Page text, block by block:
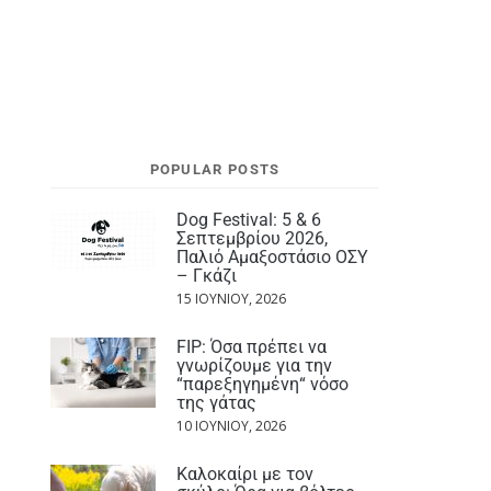
POPULAR POSTS
Dog Festival: 5 & 6
Σεπτεμβρίου 2026,
Παλιό Αμαξοστάσιο ΟΣΥ
– Γκάζι
15 ΙΟΥΝΊΟΥ, 2026
FIP: Όσα πρέπει να
γνωρίζουμε για την
“παρεξηγημένη“ νόσο
της γάτας
10 ΙΟΥΝΊΟΥ, 2026
Καλοκαίρι με τον